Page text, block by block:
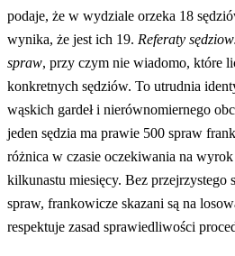
podaje, że w wydziale orzeka 18
wynika, że jest ich 19. Referaty
spraw, przy czym nie wiadomo, które
konkretnych sędziów. To utrudnia
wąskich gardeł i nierównomiernego
jeden sędzia ma prawie 500 spraw
różnica w czasie oczekiwania na
kilkunastu miesięcy. Bez przejrzystego
spraw, frankowicze skazani są na
respektuje zasad sprawiedliwości